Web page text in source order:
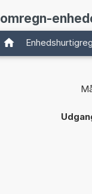
omregn-